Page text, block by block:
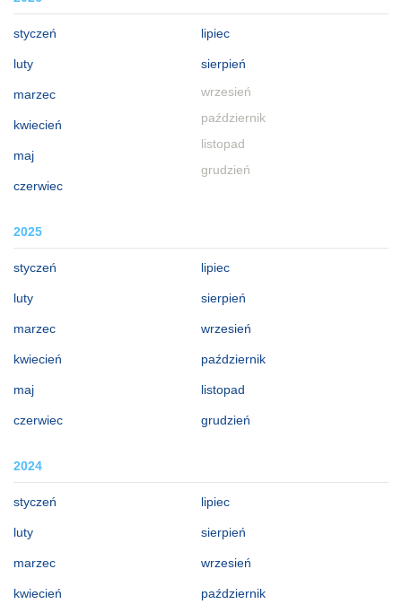
styczeń
luty
marzec
kwiecień
maj
czerwiec
lipiec
sierpień
wrzesień
październik
listopad
grudzień
2025
styczeń
luty
marzec
kwiecień
maj
czerwiec
lipiec
sierpień
wrzesień
październik
listopad
grudzień
2024
styczeń
luty
marzec
kwiecień
lipiec
sierpień
wrzesień
październik